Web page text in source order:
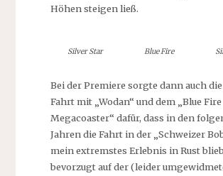
Höhen steigen ließ.
Silver Star Blue Fire
Bei der Premiere sorgte dann auch
Fahrt mit „Wodan“ und dem „Blue Fire
Megacoaster“ dafür, dass in den
Jahren die Fahrt in der „Schweizer
mein extremstes Erlebnis in Rust
bevorzugt auf der (leider